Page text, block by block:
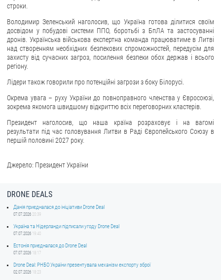
строки.
Володимир Зеленський наголосив, що Україна готова ділитися своїм
досвідом у побудові системи ППО, боротьбі з БпЛА та застосуванні
дронів. Українська військова експертна команда працюватиме в Литві
над створенням необхідних безпекових спроможностей, передусім для
захисту від сучасних загроз, посилення безпеки обох держав і всього
регіону.
Лідери також говорили про потенційні загрози з боку Білорусі.
Окрема увага – руху України до повноправного членства у Євросоюзі,
зокрема якомога швидшому відкриттю всіх переговорних кластерів.
Президент наголосив, що наша країна розраховує і на вагомі
результати під час головування Литви в Раді Європейського Союзу в
першій половині 2027 року.
Джерело: Президент України
DRONE DEALS
Данія приєдналася до ініціативи Drone Deal
07.07.2026 20:39
Україна та Нідерланди підписали угоду Drone Deal
07.07.2026 19:40
Естонія приєдналася до Drone Deal
07.07.2026 18:17
Drone Deal: РНБО України презентувала механізм експорту зброї
02.07.2026 18:23